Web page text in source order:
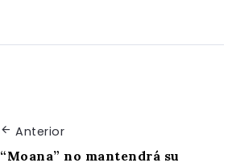
Anterior
“Moana” no mantendrá su